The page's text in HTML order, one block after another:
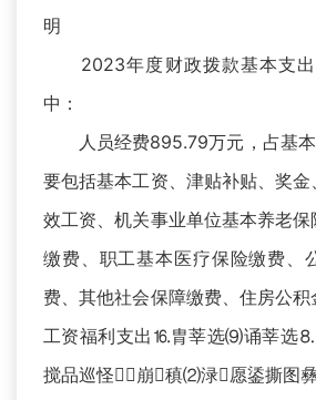
明
2023年度财政拨款基本支出
中：
人员经费895.79万元，占基本
要包括基本工资、津贴补贴、奖
效工资、机关事业单位基本养老
缴费、职工基本医疗保险缴费、
费、其他社会保障缴费、住房公
工资福利支出⒗胄莘选⑼诵莘选
搅品巡怪⒔崩稹⑵渌愿鋈撕图